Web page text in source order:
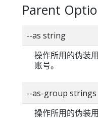
Parent
--as string
操作所用的伪装
账号。
--as-group strings
操作所用的伪装